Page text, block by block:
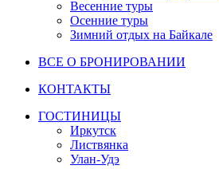
Весенние туры
Осенние туры
Зимний отдых на Байкале
ВСЕ О БРОНИРОВАНИИ
КОНТАКТЫ
ГОСТИНИЦЫ
Иркутск
Листвянка
Улан-Удэ